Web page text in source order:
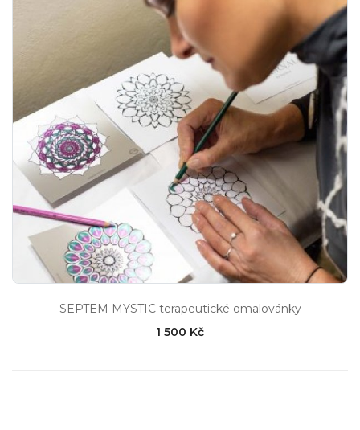
SEPTEM MYSTIC terapeutické omalovánky
1 500 Kč